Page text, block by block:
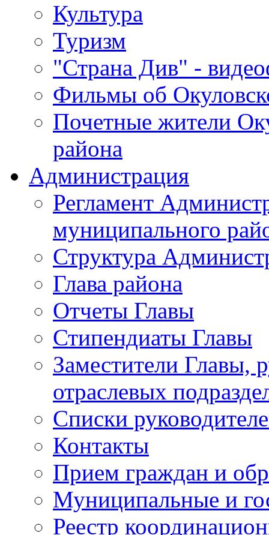
Культура
Туризм
"Страна Див" -
Фильмы об
Почетные жители
района
Администрация
Регламент
муниципального
Структура
Глава района
Отчеты Главы
Стипендиаты Главы
Заместители Главы,
отраслевых
Списки
Контакты
Прием граждан и
Муниципальные и
Реестр